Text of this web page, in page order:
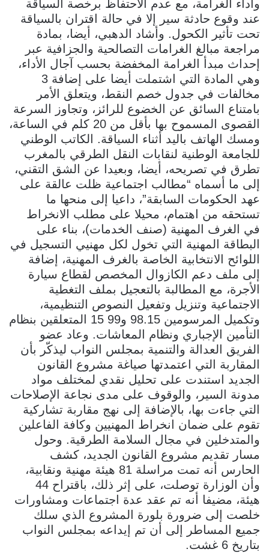
وأداء الغرامة، مع عدم الاحتفاظ برخصة السياقة
عند وقوع حادثة سير إلا في حالة اقتران بالسياقة
تحت تأثير الكحول. وأشاد الدهبي، أيضا، بمادة
مراجعة مبالغ الغرامات التصالحية والجزافية عبر
إحداث مبدأ الغرامة المخفضة بحسب آجال الأداء،
وهي المادة التي اشتملت أيضا على إضافة 3
مخالفات في جدول خصم النقط، ويتعلق الأمر
بامتناع السائق عن الخضوع للرائز، وتجاوز السرعة
القصوى المسموح بها بأقل من 20 كلم في الساعة،
ومسك الهاتف باليد أثناء السياقة. الكاتب الوطني
للجامعة الوطنية لنقابات النقل الطرقي بالمغرب
تطرق في تصريحه، أيضا، وبعيدا عن الشق التقني،
إلى ما أسماه “مطالب اجتماعية ظلت عالقة على
عهد الحكومات السابقة”، داعيا إلى منحها ما
تستحقه من اهتمام، محيلا على مطلب الانخراط
في الغرف المهنية (صنف الخدمات)، بناء على
البطاقة المهنية التي تخول لكل مهنيي التسجيل في
اللوائح الانتخابية الخاصة بالغرف المهنية، إضافة
إلى ملف دعم الكازوال المخصص لقطاع سيارة
الأجرة، مع المطالبة بالتعجيل بملف التغطية
الاجتماعية وتنزيل وتفعيل النصوص التنظيمية،
وتكميل المرسومين 98.15 و99 15 المتعلقين بنظام
التأمين الإجباري ونظام المعاشات. وعاد عضو
الفريق العدالة والتنمية بمجلس النواب ليذكّر بأن
المقاربة التي اعتمدتها صياغة مشروع القانون
الجديد استندت على تحليل نقدي لمختلف مواد
مدونة السير، والوقوف على مدى نجاعة الإصلاحات
التي جاءت بها، بالإضافة إلى نهج مقاربة تشاركية
تقوم على ضمان انخراط المهنيين وكافة الفاعلين
والمتدخلين في مجال السلامة الطرقية. وحول
مسار تقديم مشروع القانون الجديد، كشف
الحارس أنه تمت مراسلة 81 هيئة مهنية ونقابية،
وأن الوزارة توصلت، على إثر ذلك، باقتراح 44
هيئة، مضيفا أنه تم عقد عدة اجتماعات ومشاورات
خلصت إلى ضرورة بلورة المشروع الذي سلك
جميع المساطر إلى أن تم إيداعه بمجلس النواب
بتاريخ 6 غشت
.